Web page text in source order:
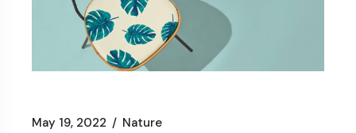
May 19, 2022 Nature